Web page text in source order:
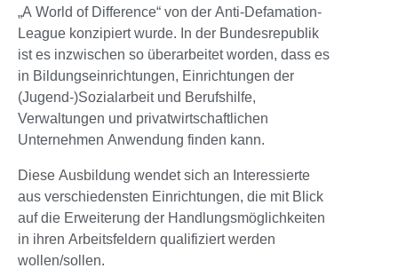
„A World of Difference“ von der Anti-Defamation-
League konzipiert wurde. In der Bundesrepublik
ist es inzwischen so überarbeitet worden, dass es
in Bildungseinrichtungen, Einrichtungen der
(Jugend-)Sozialarbeit und Berufshilfe,
Verwaltungen und privatwirtschaftlichen
Unternehmen Anwendung finden kann.
Diese Ausbildung wendet sich an Interessierte
aus verschiedensten Einrichtungen, die mit Blick
auf die Erweiterung der Handlungsmöglichkeiten
in ihren Arbeitsfeldern qualifiziert werden
wollen/sollen.